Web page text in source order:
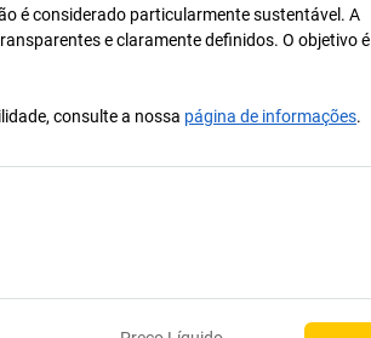
é considerado particularmente sustentável. A
e claramente definidos. O objetivo é
consulte a nossa página de informações.